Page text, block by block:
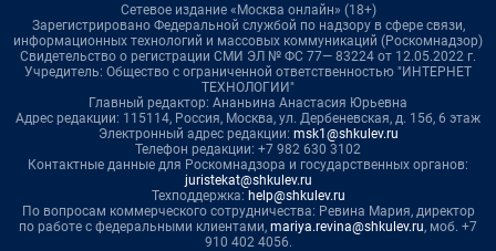
Сетевое издание «Москва онлайн» (18+)
Зарегистрировано Федеральной службой по надзору в сфере связи,
информационных технологий и массовых коммуникаций (Роскомнадзор)
Свидетельство о регистрации СМИ ЭЛ № ФС 77— 83224 от 12.05.2022 г.
Учредитель: Общество с ограниченной ответственностью "ИНТЕРНЕТ
ТЕХНОЛОГИИ"
Главный редактор: Ананьина Анастасия Юрьевна
Адрес редакции: 115114, Россия, Москва, ул. Дербеневская, д. 15б, 6 этаж
Электронный адрес редакции: msk1@shkulev.ru
Телефон редакции: +7 982 630 3102
Контактные данные для Роскомнадзора и государственных органов:
juristekat@shkulev.ru
Техподдержка: help@shkulev.ru
По вопросам коммерческого сотрудничества: Ревина Мария, директор
по работе с федеральными клиентами, mariya.revina@shkulev.ru, моб. +7
910 402 4056.